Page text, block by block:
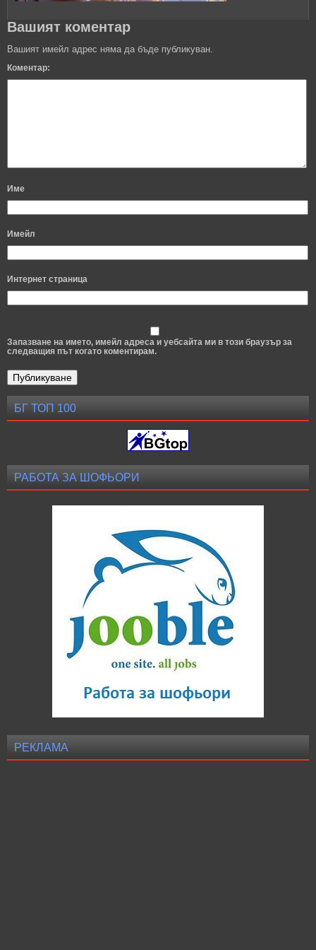
Вашият коментар
Вашият имейл адрес няма да бъде публикуван.
Коментар:
Име
Имейл
Интернет страница
Запазване на името, имейл адреса и уебсайта ми в този браузър за
следващия път когато коментирам.
БГ ТОП 100
РАБОТА ЗА ШОФЬОРИ
РЕКЛАМА